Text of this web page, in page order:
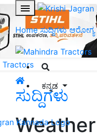
Home ಸುದ್ದಿಗಳು ಆರೋಗ್ಯ
ಕನ್ನಡ
ಸುದ್ದಿಗಳು